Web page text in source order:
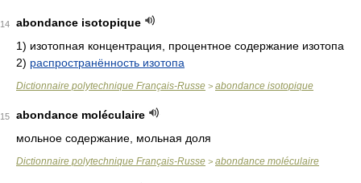
14
abondance isotopique
1) изотопная концентрация, процентное содержание изотопа
2) распространённость изотопа
Dictionnaire polytechnique Français-Russe > abondance isotopique
15
abondance moléculaire
мольное содержание, мольная доля
Dictionnaire polytechnique Français-Russe > abondance moléculaire